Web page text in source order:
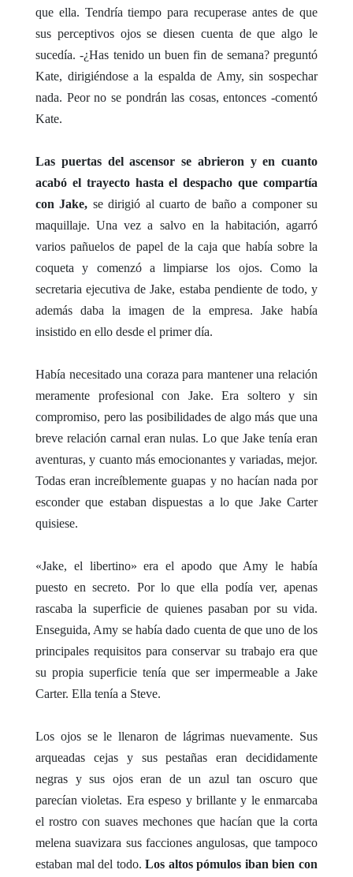
que ella. Tendría tiempo para recuperase antes de que
sus perceptivos ojos se diesen cuenta de que algo le
sucedía. -¿Has tenido un buen fin de semana? preguntó
Kate, dirigiéndose a la espalda de Amy, sin sospechar
nada. Peor no se pondrán las cosas, entonces -comentó
Kate.
Las puertas del ascensor se abrieron y en cuanto
acabó el trayecto hasta el despacho que compartía
con Jake, se dirigió al cuarto de baño a componer su
maquillaje. Una vez a salvo en la habitación, agarró
varios pañuelos de papel de la caja que había sobre la
coqueta y comenzó a limpiarse los ojos. Como la
secretaria ejecutiva de Jake, estaba pendiente de todo, y
además daba la imagen de la empresa. Jake había
insistido en ello desde el primer día.
Había necesitado una coraza para mantener una relación
meramente profesional con Jake. Era soltero y sin
compromiso, pero las posibilidades de algo más que una
breve relación carnal eran nulas. Lo que Jake tenía eran
aventuras, y cuanto más emocionantes y variadas, mejor.
Todas eran increíblemente guapas y no hacían nada por
esconder que estaban dispuestas a lo que Jake Carter
quisiese.
«Jake, el libertino» era el apodo que Amy le había
puesto en secreto. Por lo que ella podía ver, apenas
rascaba la superficie de quienes pasaban por su vida.
Enseguida, Amy se había dado cuenta de que uno de los
principales requisitos para conservar su trabajo era que
su propia superficie tenía que ser impermeable a Jake
Carter. Ella tenía a Steve.
Los ojos se le llenaron de lágrimas nuevamente. Sus
arqueadas cejas y sus pestañas eran decididamente
negras y sus ojos eran de un azul tan oscuro que
parecían violetas. Era espeso y brillante y le enmarcaba
el rostro con suaves mechones que hacían que la corta
melena suavizara sus facciones angulosas, que tampoco
estaban mal del todo.Los altos pómulos iban bien con